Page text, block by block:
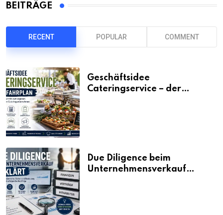
BEITRÄGE
RECENT POPULAR COMMENT
Geschäftsidee
Cateringservice – der
Due Diligence beim
Unternehmensverkauf